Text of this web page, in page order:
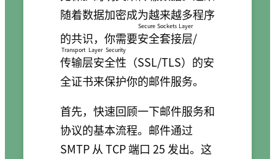
随着数据加密成为越来越多程序
的共识，你需要安全套接层
Secure Sockets Layer
/
传输层安全性
Transport Layer Security
（SSL/TLS）的安
全证书来保护你的邮件服务。
首先，快速回顾一下邮件服务和
协议的基本流程。邮件通过
SMTP 从 TCP 端口 25 发出。这